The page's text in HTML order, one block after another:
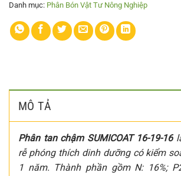
Danh mục: Phân Bón Vật Tư Nông Nghiệp
MÔ TẢ
Phân tan chậm SUMICOAT 16-19-16
rễ phóng thích dinh dưỡng có kiểm
1 năm. Thành phần gồm N: 16%;